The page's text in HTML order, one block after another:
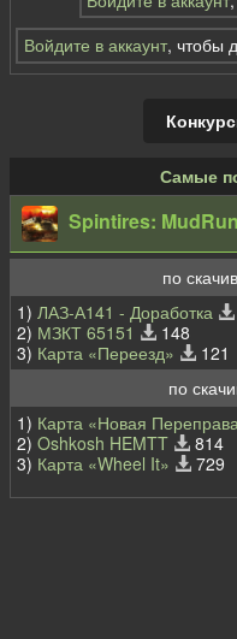
Войдите в аккаунт, чтобы
Самые
Spintires:
по
1) ЛАЗ-А141 - Доработка
2) МЗКТ 65151
148
3) Карта «Переезд»
121
по
1) Карта «Новая
2) Oshkosh HEMTT
814
3) Карта «Wheel It» 729